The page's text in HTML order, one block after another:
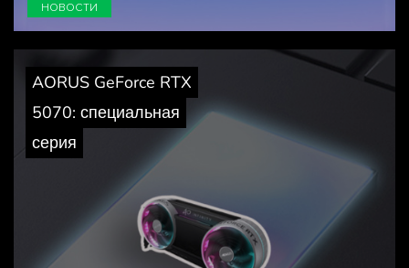
НОВОСТИ
AORUS GeForce RTX
5070: специальная
серия